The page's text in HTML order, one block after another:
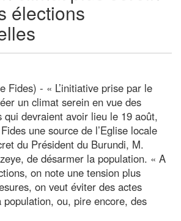
élections
Fides) - « L’initiative prise par le
un climat serein en vue des
qui devraient avoir lieu le 19 août,
une source de l’Eglise locale
du Président du Burundi, M.
de désarmer la population. « A
on note une tension plus
on veut éviter des actes
population, ou, pire encore, des